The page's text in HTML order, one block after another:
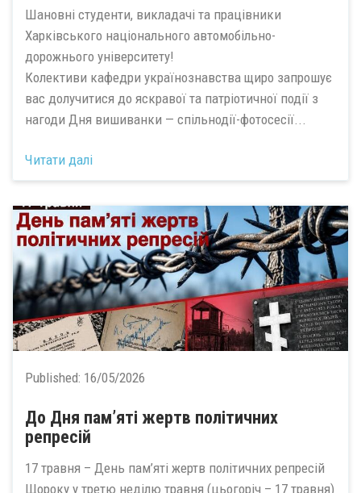
Шановні студенти, викладачі та працівники
Харківського національного автомобільно-
дорожнього університету!
Колективи кафедри українознавства щиро запрошує
вас долучитися до яскравої та патріотичної події з
нагоди Дня вишиванки — спільнодії-фотосесії...
Читати далі
Published: 16/05/2026
До Дня пам’яті жертв політичних
репресій
17 травня – День пам’яті жертв політичних репресій
Щороку у третю неділю травня (цьогоріч – 17 травня)